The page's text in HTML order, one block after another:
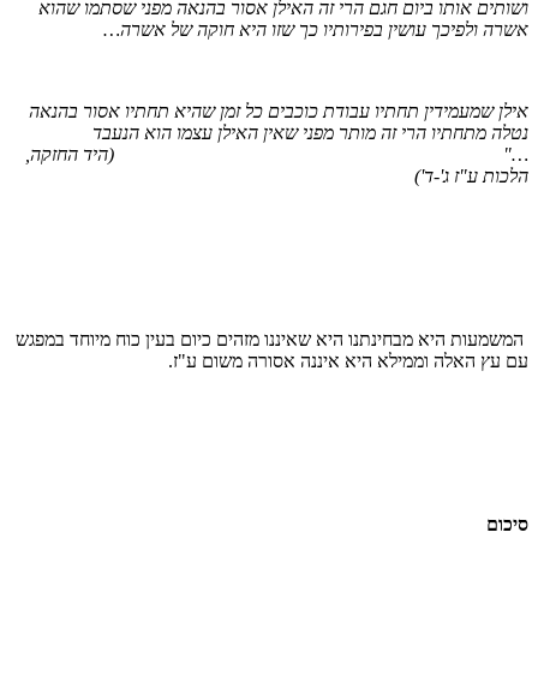
אותו ביום חגם הרי זה האילן אסור בהנאה מפני שסתמו שהוא
ולפיכך עושין בפירותיו כך שזו היא חוקה של אשרה…
שמעמידין תחתיו עבודת כוכבים כל זמן שהיא תחתיו אסור בהנאה
מתחתיו הרי זה מותר מפני שאין האילן עצמו הוא הנעבד
(היד החזקה,
ע"ז ג'-ד')
היא מבחינתנו היא שאיננו מזהים כיום בעין כוח מיוחד במפגש
עץ האלה וממילא היא איננה אסורה משום ע"ז.